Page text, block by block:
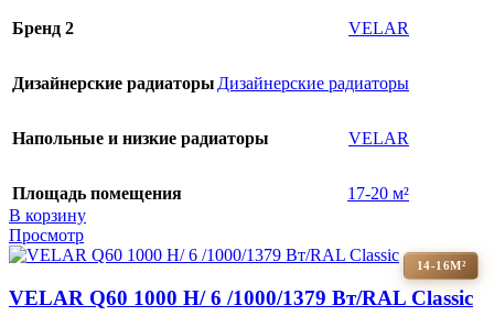
Бренд 2 VELAR
Дизайнерские радиаторы Дизайнерские радиаторы
Напольные и низкие радиаторы VELAR
Площадь помещения
17-20 м²
В корзину
Просмотр
14-16М²
VELAR Q60 1000 H/ 6 /1000/1379 Вт/RAL Classic